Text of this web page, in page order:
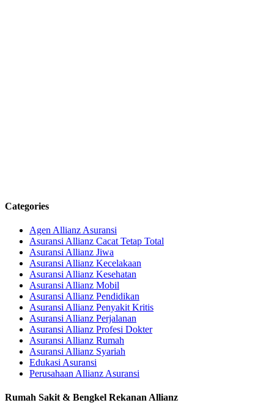
Categories
Agen Allianz Asuransi
Asuransi Allianz Cacat Tetap Total
Asuransi Allianz Jiwa
Asuransi Allianz Kecelakaan
Asuransi Allianz Kesehatan
Asuransi Allianz Mobil
Asuransi Allianz Pendidikan
Asuransi Allianz Penyakit Kritis
Asuransi Allianz Perjalanan
Asuransi Allianz Profesi Dokter
Asuransi Allianz Rumah
Asuransi Allianz Syariah
Edukasi Asuransi
Perusahaan Allianz Asuransi
Rumah Sakit & Bengkel Rekanan Allianz